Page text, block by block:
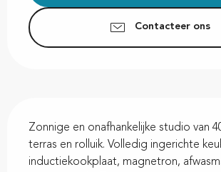
Contacteer ons
Zonnige en onafhankelijke studio van
terras en rolluik. Volledig ingerichte
inductiekookplaat, magnetron,